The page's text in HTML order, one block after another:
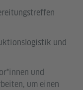
und
und
um einen